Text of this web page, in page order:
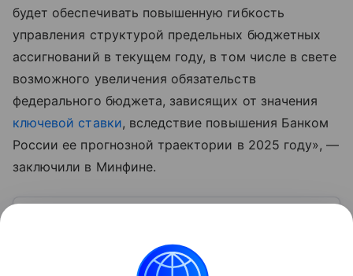
будет обеспечивать повышенную гибкость
управления структурой предельных бюджетных
ассигнований в текущем году, в том числе в свете
возможного увеличения обязательств
федерального бюджета, зависящих от значения
ключевой ставки, вследствие повышения Банком
России ее прогнозной траектории в 2025 году», —
заключили в Минфине.
Рассказываем, что такое доход, какие бывают виды
и источники поступлений, а также какие активы